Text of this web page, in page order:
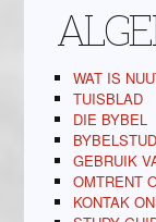
WAT IS
TUISBLAD
DIE BYBEL
GEBRUIK
OMTRENT
KONTAK